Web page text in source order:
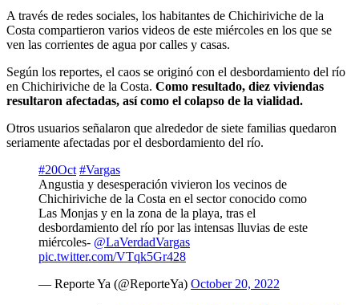
A través de redes sociales, los habitantes de Chichiriviche de la
Costa compartieron varios videos de este miércoles en los que se
ven las corrientes de agua por calles y casas.
Según los reportes, el caos se originó con el desbordamiento del río
en Chichiriviche de la Costa. Como resultado, diez viviendas
resultaron afectadas, así como el colapso de la vialidad.
Otros usuarios señalaron que alrededorde siete familias quedaron
seriamente afectadas por el desbordamiento del río.
#20Oct #Vargas
Angustia y desesperación vivieron los vecinos de
Chichiriviche de la Costa en el sector conocido como
Las Monjas y en la zona de la playa, tras el
desbordamiento del río por las intensas lluvias de este
miércoles- @LaVerdadVargas
pic.twitter.com/VTqk5Gr428
— Reporte Ya (@ReporteYa) October 20, 2022